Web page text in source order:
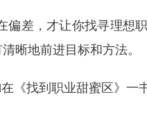
偏差，才让你找寻理想
晰地前进目标和方法。
《找到职业甜蜜区》